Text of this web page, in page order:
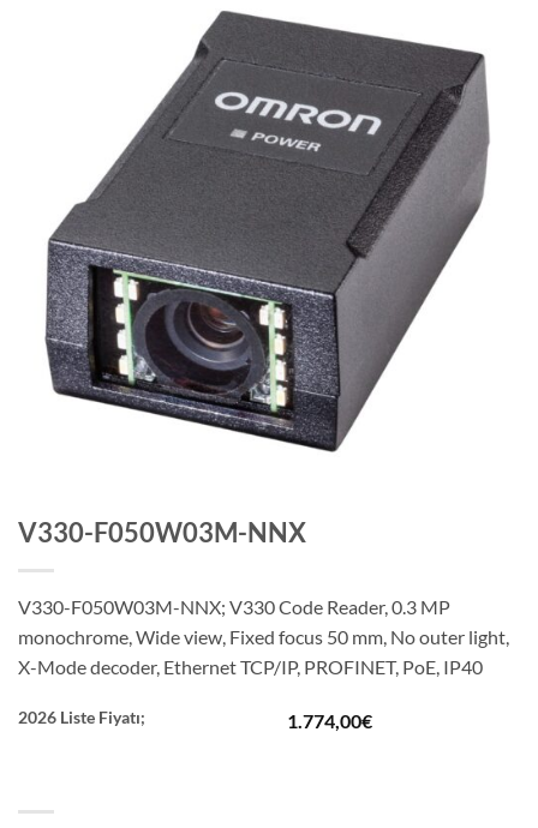
V330-F050W03M-NNX
V330-F050W03M-NNX; V330 Code Reader, 0.3 MP
monochrome, Wide view, Fixed focus 50 mm, No outer light,
X-Mode decoder, Ethernet TCP/IP, PROFINET, PoE, IP40
2026 Liste Fiyatı; 1.774,00€